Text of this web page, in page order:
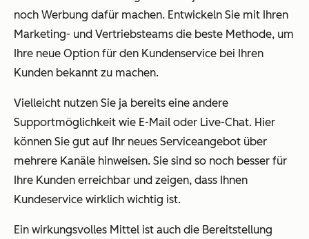
noch Werbung dafür machen. Entwickeln Sie mit Ihren
Marketing- und Vertriebsteams die beste Methode, um
Ihre neue Option für den Kundenservice bei Ihren
Kunden bekannt zu machen.
Vielleicht nutzen Sie ja bereits eine andere
Supportmöglichkeit wie E-Mail oder Live-Chat. Hier
können Sie gut auf Ihr neues Serviceangebot über
mehrere Kanäle hinweisen. Sie sind so noch besser für
Ihre Kunden erreichbar und zeigen, dass Ihnen
Kundeservice wirklich wichtig ist.
Ein wirkungsvolles Mittel ist auch die Bereitstellung